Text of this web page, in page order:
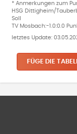
* Anmerkungen zum
HSG Dittigheim/
Soll
TV Mosbach:-1.0:0.0
letztes Update:
FÜGE DIE